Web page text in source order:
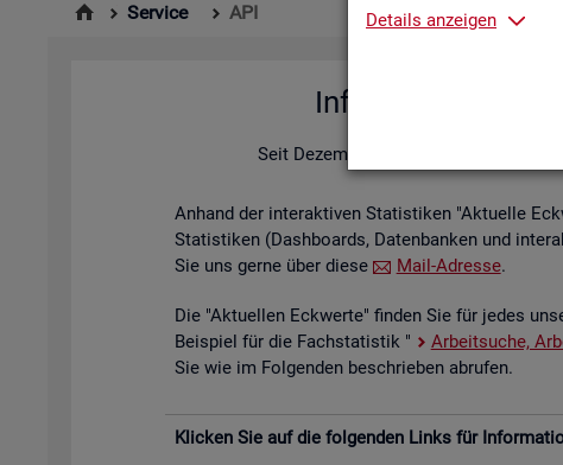
Details anzeigen
Service API
In­for­ma­tio­nen zu
Seit De­zem­ber 2025 bie­tet die
An­hand der in­ter­ak­ti­ven Sta­tis­ti­ken "Ak­tu­el­le
Sta­tis­ti­ken (Da­sh­boards, Da­ten­ban­ken und
Sie uns gerne über diese
Mail-Adres­se.
Die "Ak­tu­el­len Eck­wer­te" fin­den Sie für jedes
Bei­spiel für die Fach­sta­tis­tik "
Ar­beit­su­che,
Sie wie im Fol­gen­den be­schrie­ben ab­ru­fen.
Kli­cken Sie auf die fol­gen­den Links für